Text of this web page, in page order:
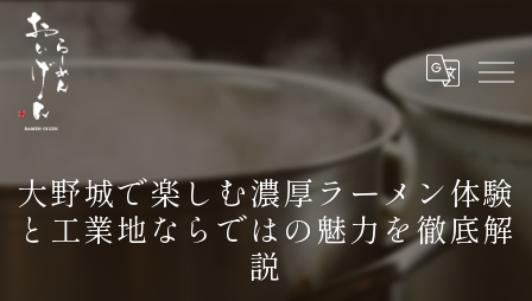
大野城で楽しむ濃厚ラーメン体験
と工業地ならではの魅力を徹底解
説